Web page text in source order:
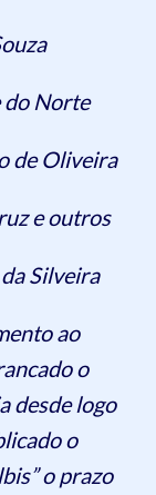
do Norte
de Oliveira
e outros
Silveira
ao
o
desde logo
o
o prazo